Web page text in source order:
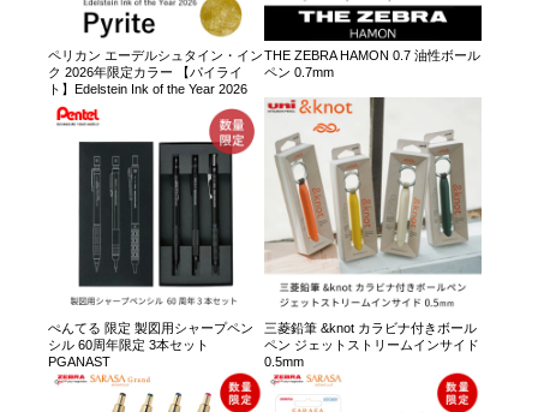
ペリカン エーデルシュタイン・イン
ク 2026年限定カラー 【パイライ
ト】Edelstein Ink of the Year 2026
THE ZEBRA HAMON 0.7 油性ボール
ペン 0.7mm
ぺんてる 限定 製図用シャープペン
シル 60周年限定 3本セット
PGANAST
三菱鉛筆 &knot カラビナ付きボール
ペン ジェットストリームインサイド
0.5mm